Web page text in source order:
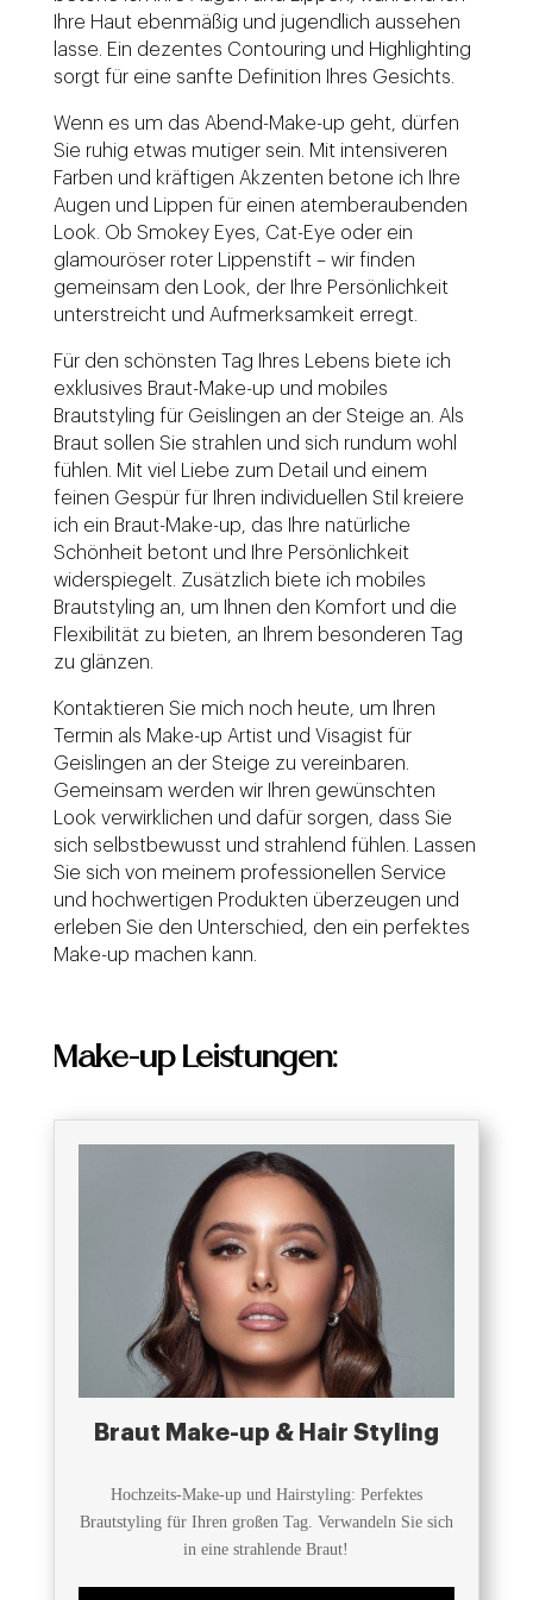
Ihre Haut ebenmäßig und jugendlich aussehen
lasse. Ein dezentes Contouring und Highlighting
sorgt für eine sanfte Definition Ihres Gesichts.
Wenn es um das Abend-Make-up geht, dürfen
Sie ruhig etwas mutiger sein. Mit intensiveren
Farben und kräftigen Akzenten betone ich Ihre
Augen und Lippen für einen atemberaubenden
Look. Ob Smokey Eyes, Cat-Eye oder ein
glamouröser roter Lippenstift – wir finden
gemeinsam den Look, der Ihre Persönlichkeit
unterstreicht und Aufmerksamkeit erregt.
Für den schönsten Tag Ihres Lebens biete ich
exklusives Braut-Make-up und mobiles
Brautstyling für Geislingen an der Steige an. Als
Braut sollen Sie strahlen und sich rundum wohl
fühlen. Mit viel Liebe zum Detail und einem
feinen Gespür für Ihren individuellen Stil kreiere
ich ein Braut-Make-up, das Ihre natürliche
Schönheit betont und Ihre Persönlichkeit
widerspiegelt. Zusätzlich biete ich mobiles
Brautstyling an, um Ihnen den Komfort und die
Flexibilität zu bieten, an Ihrem besonderen Tag
zu glänzen.
Kontaktieren Sie mich noch heute, um Ihren
Termin als Make-up Artist und Visagist für
Geislingen an der Steige zu vereinbaren.
Gemeinsam werden wir Ihren gewünschten
Look verwirklichen und dafür sorgen, dass Sie
sich selbstbewusst und strahlend fühlen. Lassen
Sie sich von meinem professionellen Service
und hochwertigen Produkten überzeugen und
erleben Sie den Unterschied, den ein perfektes
Make-up machen kann.
Make-up Leistungen:
Braut Make-up & Hair Styling
Hochzeits-Make-up und Hairstyling: Perfektes
Brautstyling für Ihren großen Tag. Verwandeln Sie sich
in eine strahlende Braut!